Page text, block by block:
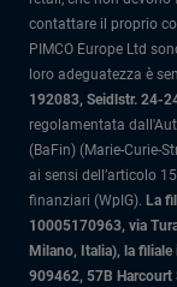
contattare il proprio
PIMCO Europe Ltd
loro adeguatezza è
192083, Seidlstr. 24-
regolamentata
(BaFin) (Marie-Curie-
ai sensi dell’articolo
finanziari (WpIG). La
10005170963, via
Milano, Italia), la filiale
909462, 57B Harcourt